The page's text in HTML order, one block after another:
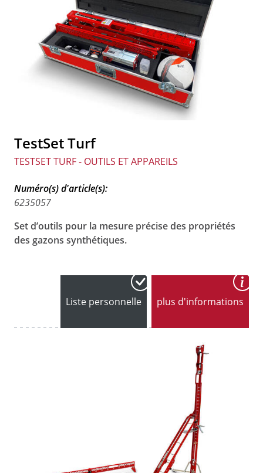
TestSet Turf
TESTSET TURF - OUTILS ET APPAREILS
Numéro(s) d'article(s):
6235057
Set d’outils pour la mesure précise des propriétés
des gazons synthétiques.
Liste personnelle plus d'informations